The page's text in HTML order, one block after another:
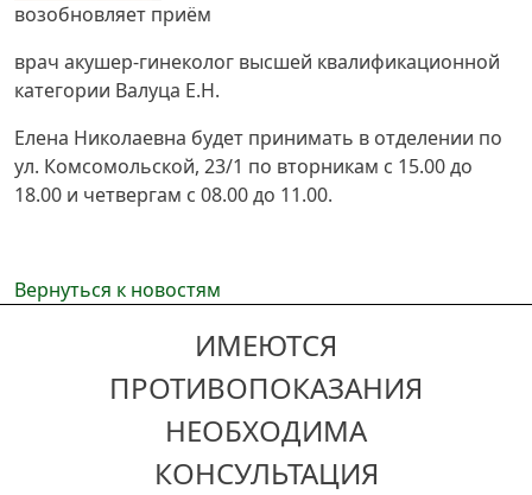
возобновляет приём
врач акушер-гинеколог высшей квалификационной
категории Валуца Е.Н.
Елена Николаевна будет принимать в отделении по
ул. Комсомольской, 23/1 по вторникам с 15.00 до
18.00 и четвергам с 08.00 до 11.00.
Вернуться к новостям
ИМЕЮТСЯ
ПРОТИВОПОКАЗАНИЯ
НЕОБХОДИМА
КОНСУЛЬТАЦИЯ